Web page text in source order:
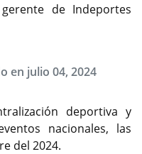
de Indeportes
en julio 04, 2024
deportiva y
nacionales, las
del 2024.